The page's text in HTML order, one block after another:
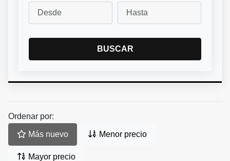
BUSCAR
Ordenar por:
Más nuevo Menor precio
Mayor precio